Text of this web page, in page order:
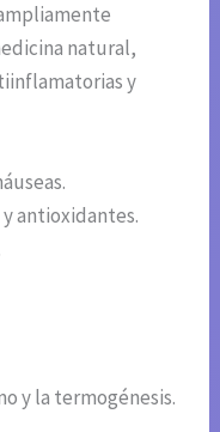
natural,
y
antioxidantes.
y la termogénesis.